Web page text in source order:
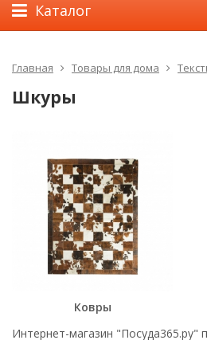
Каталог
Главная Товары для дома
Шкуры
Ковры
Интернет-магазин "Посуда365.ру"